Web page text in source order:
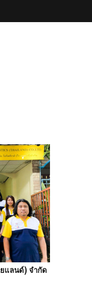
แลนด์) จำกัด